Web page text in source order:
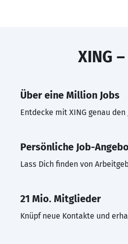
XING
Über eine Million Jobs
Entdecke mit XING genau
Persönliche Job-
Lass Dich finden von
21 Mio. Mitglieder
Knüpf neue Kontakte und